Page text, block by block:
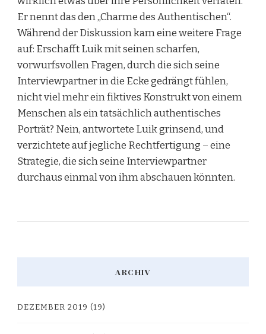
Er nennt das den „Charme des Authentischen“.
Während der Diskussion kam eine weitere Frage
auf: Erschafft Luik mit seinen scharfen,
vorwurfsvollen Fragen, durch die sich seine
Interviewpartner in die Ecke gedrängt fühlen,
nicht viel mehr ein fiktives Konstrukt von einem
Menschen als ein tatsächlich authentisches
Porträt? Nein, antwortete Luik grinsend, und
verzichtete auf jegliche Rechtfertigung – eine
Strategie, die sich seine Interviewpartner
durchaus einmal von ihm abschauen könnten.
ARCHIV
DEZEMBER 2019 (19)